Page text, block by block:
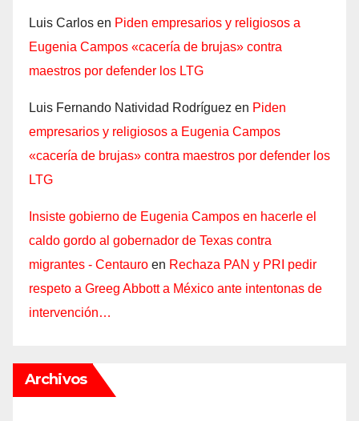
Luis Carlos en Piden empresarios y religiosos a
Eugenia Campos «cacería de brujas» contra
maestros por defender los LTG
Luis Fernando Natividad Rodríguez en Piden
empresarios y religiosos a Eugenia Campos
«cacería de brujas» contra maestros por defender los
LTG
Insiste gobierno de Eugenia Campos en hacerle el
caldo gordo al gobernador de Texas contra
migrantes - Centauro en Rechaza PAN y PRI pedir
respeto a Greeg Abbott a México ante intentonas de
intervención…
Archivos